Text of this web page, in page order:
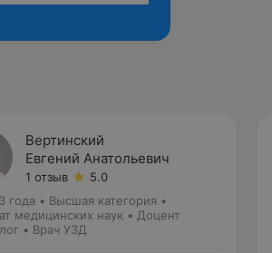
Вертинский
Евгений Анатольевич
1 отзыв
5.0
года • Высшая категория •
медицинских наук • Доцент
• Врач УЗД